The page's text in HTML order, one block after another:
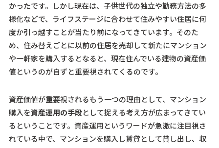
かったです。しかし現在は、子供世代の独立や勤務方法の多
様化などで、ライフステージに合わせて住みやすい住居に何
度か引っ越すことが当たり前になってきています。そのた
め、住み替えごとに以前の住居を売却して新たにマンション
や一軒家を購入するとなると、現在住んでいる建物の資産価
値というのが自ずと重要視されてくるのです。
資産価値が重要視されるもう一つの理由として、マンション
購入を資産運用の手段として捉える考え方が広まってきてい
るということです。資産運用というワードが急激に注目視さ
れている中で、マンションを購入し賃貸として貸し出し、収